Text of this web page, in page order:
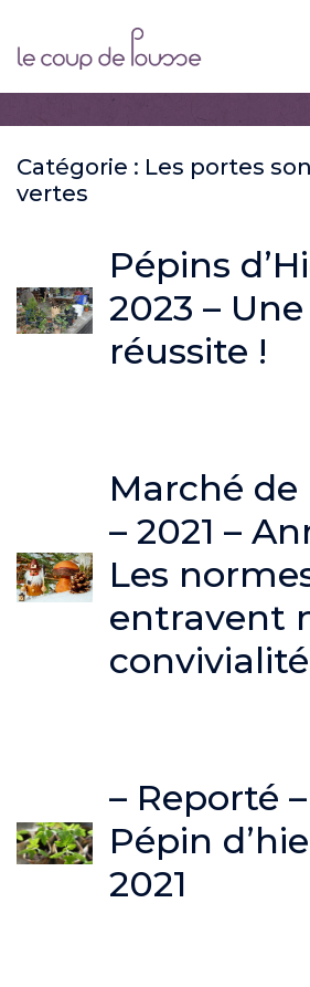
to
content
Catégorie : Les portes
vertes
Pépins
2023 –
réussite !
Marché de
– 2021 –
Les
entravent
convivialité
– Reporté –
Pépin
2021